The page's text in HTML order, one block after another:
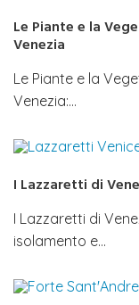
Le Piante e la
Venezia
Le Piante e la
Venezia:…
I Lazzaretti di
I Lazzaretti di
isolamento e…